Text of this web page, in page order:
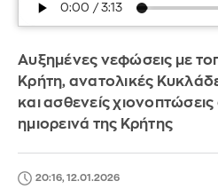
Αυξημένες νεφώσεις με
Κρήτη, ανατολικές
και ασθενείς χιονοπτώσεις
ημιορεινά της Κρήτης
20:16, 12.01.2026